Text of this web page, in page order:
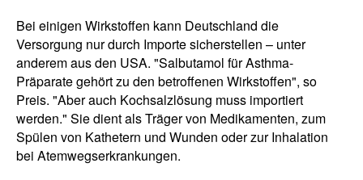
Bei einigen Wirkstoffen kann Deutschland die
Versorgung nur durch Importe sicherstellen – unter
anderem aus den USA. "Salbutamol für Asthma-
Präparate gehört zu den betroffenen Wirkstoffen", so
Preis. "Aber auch Kochsalzlösung muss importiert
werden." Sie dient als Träger von Medikamenten, zum
Spülen von Kathetern und Wunden oder zur Inhalation
bei Atemwegserkrankungen.